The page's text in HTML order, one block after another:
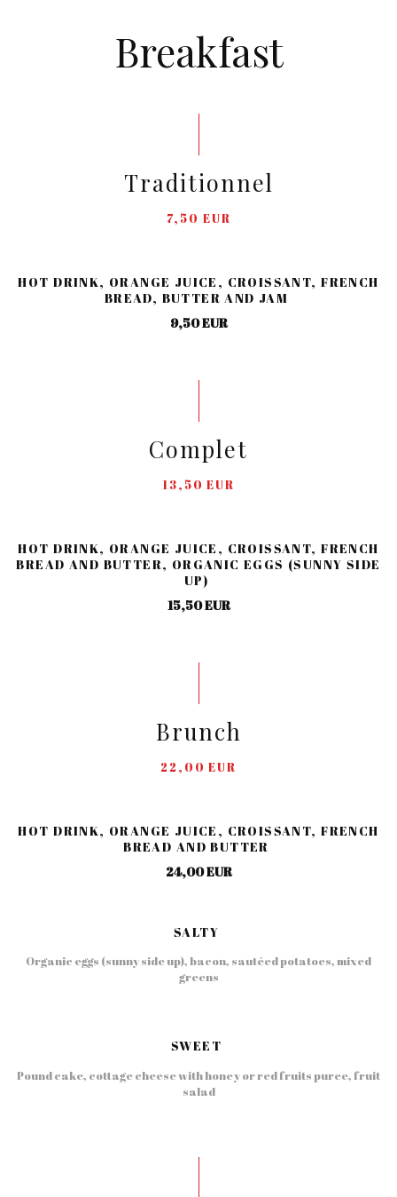
Breakfast
Traditionnel
7,50 EUR
HOT DRINK, ORANGE JUICE, CROISSANT, FRENCH
BREAD, BUTTER AND JAM
9,50 EUR
Complet
13,50 EUR
HOT DRINK, ORANGE JUICE, CROISSANT, FRENCH
BREAD AND BUTTER, ORGANIC EGGS (SUNNY SIDE
UP)
15,50 EUR
Brunch
22,00 EUR
HOT DRINK, ORANGE JUICE, CROISSANT, FRENCH
BREAD AND BUTTER
24,00 EUR
SALTY
Organic eggs (sunny side up), bacon, sautéed potatoes, mixed
greens
SWEET
Pound cake, cottage cheese with honey or red fruits puree, fruit
salad